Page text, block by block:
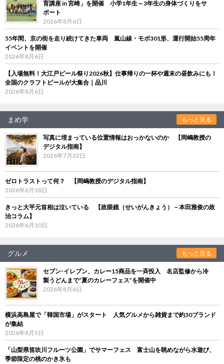
育講座 in 宮崎」を開催 小学1年生～3年生の身体づくりをサ
ポート
2026年8月6日
55年間、京の街を走り続けてきた車両 嵐山線・モボ301形、運行開始55周年
イベントを開催
2026年8月6日
【入場無料！大江戸ビール祭り2026秋】仕事帰りの一杯や週末の昼飲みにも！
全国のクラフトビールが大集合｜品川
2026年8月6日
まめ学 もっと見る
写真に埋まっている位置情報はおっかないのか 【岡嶋教授の
デジタル指南】
2026年7月22日
ゼロトラストって何？ 【岡嶋教授のデジタル指南】
2026年6月18日
きっと大平元首相は泣いている 【政眼鏡（せいがんきょう）－本田雅俊の政
治コラム】
2026年6月10日
グルメ もっと見る
セブン‐イレブン、カレー15商品を一斉投入 名店監修から冷
製うどんまで“夏のカレーフェス”を開催中
2026年8月6日
横浜高島屋で「韓国市場」がスタート 人気グルメから雑貨まで約30ブランド
が集結
2026年8月5日
「山梨県笛吹川フルーツ公園」でサマーフェス 富士山を眺めながら水遊び、
季節限定の桃のかき氷も